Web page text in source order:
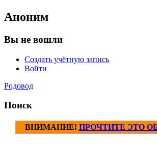
Аноним
Вы не вошли
Создать учётную запись
Войти
Родовод
Поиск
ВНИМАНИЕ! ПРОЧТИТЕ ЭТО